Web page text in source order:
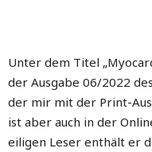
Unter dem Titel
der Ausgabe 06/2022
der mir mit der Print-
ist aber auch in der
eiligen Leser enthält er